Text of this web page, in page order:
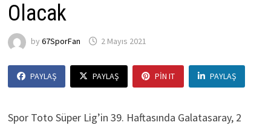
Olacak
by 67SporFan 2 Mayıs 2021
PAYLAŞ PAYLAŞ PIN IT PAYLAŞ
Spor Toto Süper Lig’in 39. Haftasında Galatasaray, 2